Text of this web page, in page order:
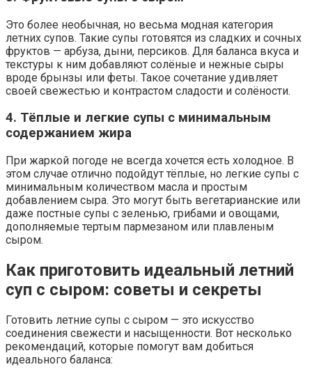
Это более необычная, но весьма модная категория
летних супов. Такие супы готовятся из сладких и сочных
фруктов — арбуза, дыни, персиков. Для баланса вкуса и
текстуры к ним добавляют солёные и нежные сыры
вроде брынзы или феты. Такое сочетание удивляет
своей свежестью и контрастом сладости и солёности.
4. Тёплые и легкие супы с минимальным
содержанием жира
При жаркой погоде не всегда хочется есть холодное. В
этом случае отлично подойдут тёплые, но легкие супы с
минимальным количеством масла и простым
добавлением сыра. Это могут быть вегетарианские или
даже постные супы с зеленью, грибами и овощами,
дополняемые тертым пармезаном или плавленым
сыром.
Как приготовить идеальный летний
суп с сыром: советы и секреты
Готовить летние супы с сыром — это искусство
соединения свежести и насыщенности. Вот несколько
рекомендаций, которые помогут вам добиться
идеального баланса: